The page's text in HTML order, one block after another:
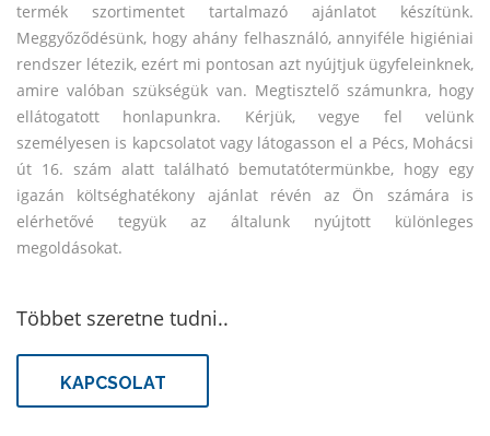
termék szortimentet tartalmazó ajánlatot készítünk.
Meggyőződésünk, hogy ahány felhasználó, annyiféle higiéniai
rendszer létezik, ezért mi pontosan azt nyújtjuk ügyfeleinknek,
amire valóban szükségük van. Megtisztelő számunkra, hogy
ellátogatott honlapunkra. Kérjük, vegye fel velünk
személyesen is kapcsolatot vagy látogasson el a Pécs, Mohácsi
út 16. szám alatt található bemutatótermünkbe, hogy egy
igazán költséghatékony ajánlat révén az Ön számára is
elérhetővé tegyük az általunk nyújtott különleges
megoldásokat.
Többet szeretne tudni..
KAPCSOLAT